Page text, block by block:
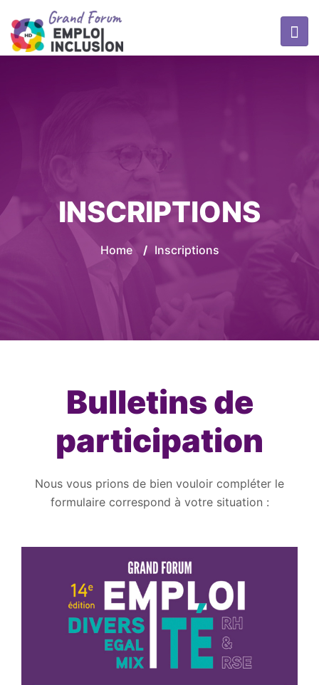
INSCRIPTIONS
Home / Inscriptions
Bulletins de
participation
Nous vous prions de bien vouloir compléter le
formulaire correspond à votre situation :